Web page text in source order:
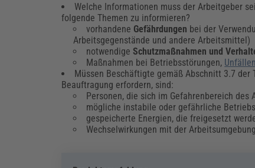
Welche Informationen muss der Arbeitgeber
folgende Themen zu informieren?
vorhandene Gefährdungen bei der
Arbeitsgegenstände und andere Arbeitsmittel)
notwendigeSchutzmaßnahmen und
Maßnahmen bei Betriebsstörungen, Unfällen
Müssen Beschäftigte gemäß Abschnitt 3.7 der
Beauftragung erfordern, sind:
Personen, die sich im Gefahrenbereich
mögliche instabile oder gefährliche
gespeicherte Energien, die freigesetzt
Wechselwirkungen mit der